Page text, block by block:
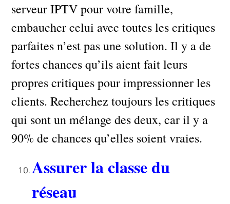
serveur IPTV pour votre famille,
embaucher celui avec toutes les critiques
parfaites n’est pas une solution. Il y a de
fortes chances qu’ils aient fait leurs
propres critiques pour impressionner les
clients. Recherchez toujours les critiques
qui sont un mélange des deux, car il y a
90% de chances qu’elles soient vraies.
Assurer la classe du
réseau